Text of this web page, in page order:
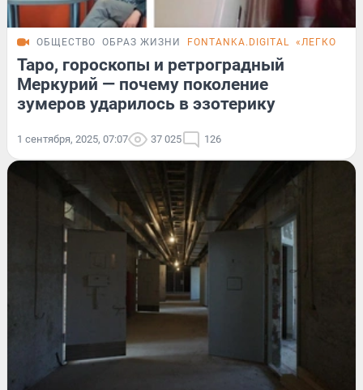
ОБЩЕСТВО ОБРАЗ ЖИЗНИ FONTANKA.DIGITAL «ЛЕГКО ЛИ
Таро, гороскопы и ретроградный
Меркурий — почему поколение
зумеров ударилось в эзотерику
1 сентября, 2025, 07:07 37 025 126